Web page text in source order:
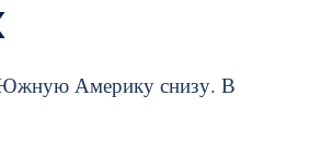
Южную Америку снизу. В